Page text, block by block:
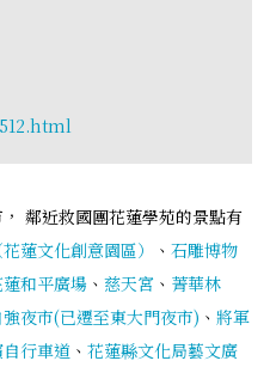
鄰近救國團花蓮學苑的景點有
蓮文化創意園區） 、 石雕博物
和平廣場 、 慈天宮 、 菁華林
強夜市(已遷至東大門夜市) 、 將軍
行車道 、 花蓮縣文化局藝文廣